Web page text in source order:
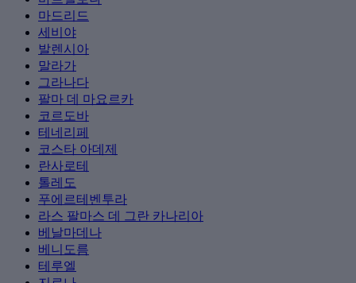
마드리드
세비야
발렌시아
말라가
그라나다
팔마 데 마요르카
코르도바
테네리페
코스타 아데제
란사로테
톨레도
푸에르테벤투라
라스 팔마스 데 그란 카나리아
베날마데나
베니도름
테루엘